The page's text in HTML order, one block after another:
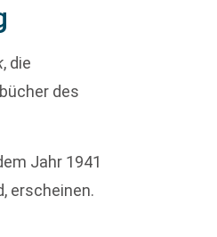
, die
des
Jahr 1941
erscheinen.